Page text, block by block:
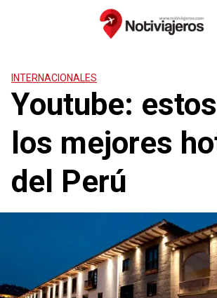
INTERNACIONALES
Youtube:
los mejores
del Perú